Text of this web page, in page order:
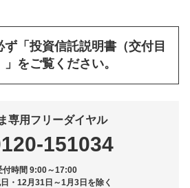
「投資信託説明書（交付目
をご覧ください。
専用フリーダイヤル
151034
付時間 9:00～17:00
・12月31日～1月3日を除く